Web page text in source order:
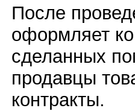
После
оформляет
сделанных
продавцы
контракты.